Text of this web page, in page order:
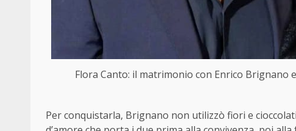
Flora Canto: il matrimonio con Enrico Brignano
Per conquistarla, Brignano non utilizzò fiori e